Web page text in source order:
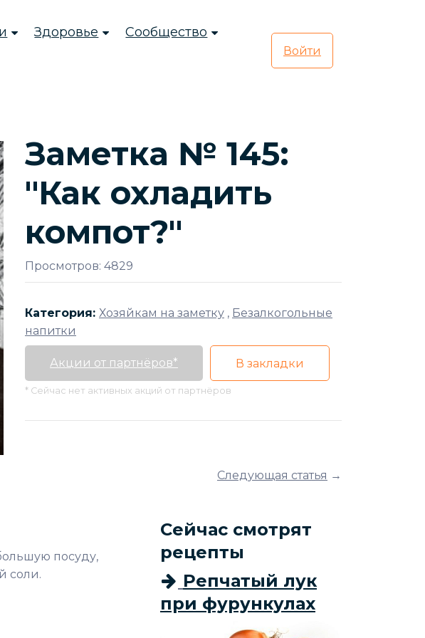
Здоровье Сообщество
Войти
Заметка № 145:
"Как охладить
компот?"
Просмотров: 4829
Категория: Хозяйкам на заметку , Безалкогольные
напитки
Акции от партнёров* В закладки
* Сейчас нет активных акций от партнёров
Следующая статья →
посуду,
соли.
Сейчас смотрят
рецепты
Репчатый лук
при фурункулах